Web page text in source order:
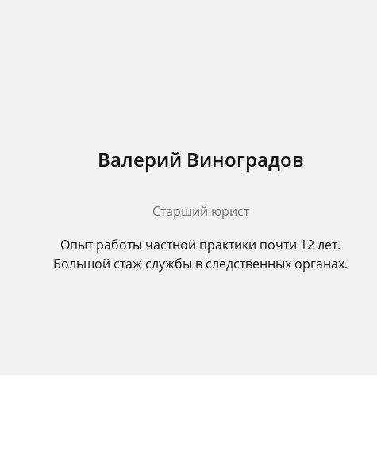
Валерий Виноградов
Старший юрист
Опыт работы частной практики почти 12 лет.
Большой стаж службы в следственных органах.